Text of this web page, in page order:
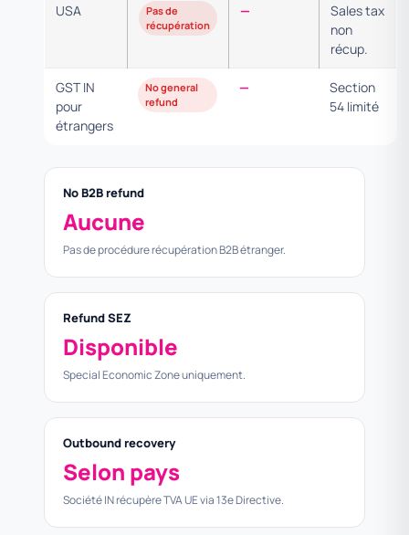
USA
Pas de
récupération
—
Sales tax
non
récup.
GST IN
pour
étrangers
No general
refund
—
Section
54 limité
No B2B refund
Aucune
Pas de procédure récupération B2B étranger.
Refund SEZ
Disponible
Special Economic Zone uniquement.
Outbound recovery
Selon pays
Société IN récupère TVA UE via 13e Directive.